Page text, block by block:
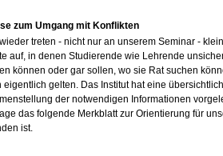
zum Umgang mit Konflikten
treten - nicht nur an unserem Seminar -
auf, in denen Studierende wie Lehrende
können oder gar sollen, wo sie Rat suchen
eigentlich gelten. Das Institut hat eine
der notwendigen Informationen
das folgende Merkblatt zur Orientierung für
ist.